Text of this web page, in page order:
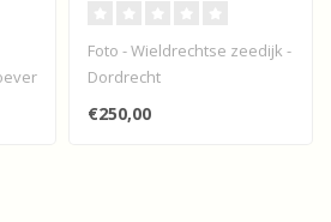
Foto - Wieldrechtse zeedijk -
Dordrecht
€250,00